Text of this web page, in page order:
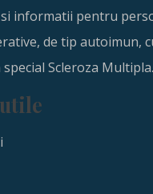
informatii pentru
de tip autoimun,
Scleroza Multipla.